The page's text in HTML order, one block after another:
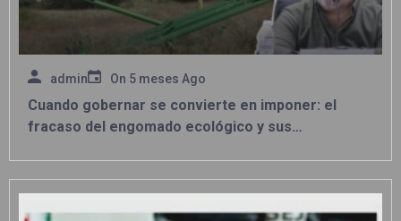
admin On 5 meses Ago
Cuando gobernar se convierte en imponer: el
fracaso del engomado ecológico y sus